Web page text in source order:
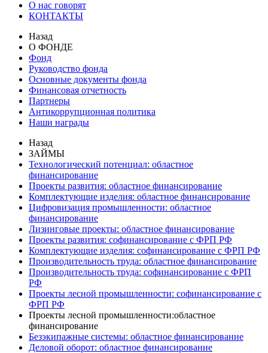
О нас говорят
КОНТАКТЫ
Назад
О ФОНДЕ
Фонд
Руководство фонда
Основные документы фонда
Финансовая отчетность
Партнеры
Антикоррупционная политика
Наши награды
Назад
ЗАЙМЫ
Технологический потенциал: областное
финансирование
Проекты развития: областное финансирование
Комплектующие изделия: областное финансирование
Цифровизация промышленности: областное
финансирование
Лизинговые проекты: областное финансирование
Проекты развития: софинансирование с ФРП РФ
Комплектующие изделия: софинансирование с ФРП РФ
Производительность труда: областное финансирование
Производительность труда: софинансирование с ФРП
РФ
Проекты лесной промышленности: софинансирование с
ФРП РФ
Проекты лесной промышленности:областное
финансирование
Безэкипажные системы: областное финансирование
Деловой оборот: областное финансирование